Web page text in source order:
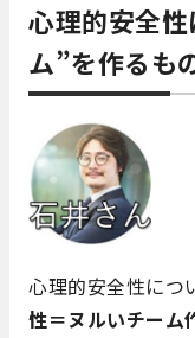
心理的安全
ム”を作るも
心理的安全性につ
性＝ヌルいチーム